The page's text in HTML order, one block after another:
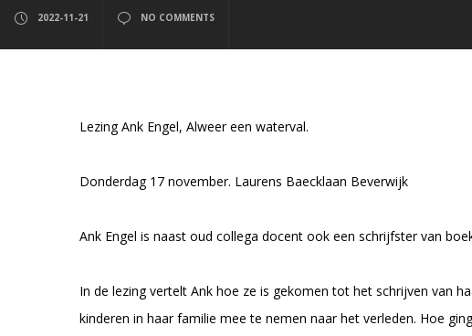
2022-11-21 NO COMMENTS
Lezing Ank Engel, Alweer een waterval.
Donderdag 17 november. Laurens Baecklaan Beverwijk
Ank Engel is naast oud collega docent ook een schrijfster van
In de lezing vertelt Ank hoe ze is gekomen tot het schrijven van
kinderen in haar familie mee te nemen naar het verleden. Hoe